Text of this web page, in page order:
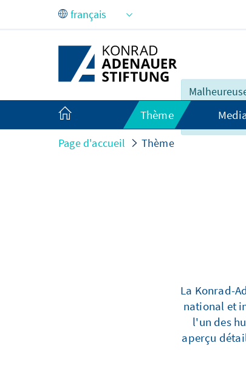
Saut au contenu principal
n'est pas
disponible
Thème
Page d'accueil Thème
La Konrad-
national et
l'un des
aperçu